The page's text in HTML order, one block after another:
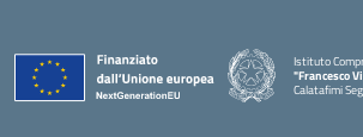
Istituto
"Francesco
Calatafimi
— Visita la